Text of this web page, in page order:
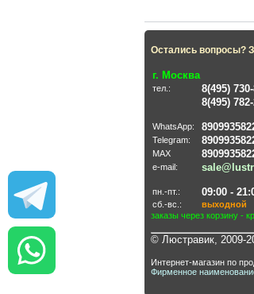
Остались вопросы?
г. Москва
тел.:
8(495)
8(495)
WhatsApp:
Telegram:
MAX
e-mail:
пн.-пт.: 09:00 -
сб.-вс.:
выходной
заказы через корзину -
© Люстравик, 2009-
Интернет-магазин по
Фирменное